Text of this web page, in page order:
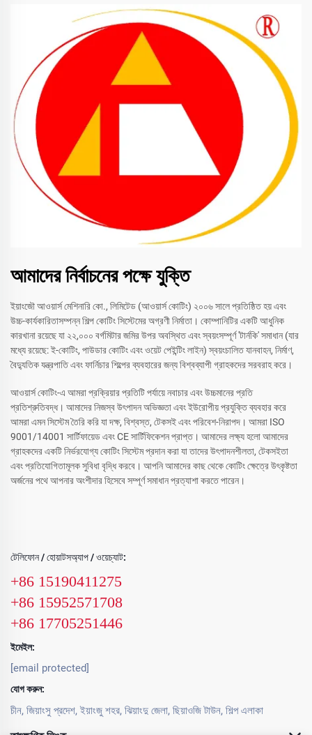
আমাদের নির্বাচনের পক্ষে যুক্তি
ইয়াংজৌ আওয়ার্স মেশিনারি কো., লিমিটেড (আওয়ার্স কোটিং) ২০০৬ সালে প্রতিষ্ঠিত হয় এবং
উচ্চ-কার্যকারিতাসম্পন্ন শিল্প কোটিং সিস্টেমের অগ্রণী নির্মাতা। কোম্পানিটির একটি আধুনিক
কারখানা রয়েছে যা ২২,০০০ বর্গমিটার জমির উপর অবস্থিত এবং স্বয়ংসম্পূর্ণ 'টার্নকি' সমাধান (যার
মধ্যে রয়েছে: ই-কোটিং, পাউডার কোটিং এবং ওয়েট পেইন্টিং লাইন) স্বয়ংচালিত যানবাহন, নির্মাণ,
বৈদ্যুতিক যন্ত্রপাতি এবং ফার্নিচার শিল্পের ব্যবহারের জন্য বিশ্বব্যাপী গ্রাহকদের সরবরাহ করে।
আওয়ার্স কোটিং-এ আমরা প্রক্রিয়ার প্রতিটি পর্যায়ে নবাচার এবং উচ্চমানের প্রতি
প্রতিশ্রুতিবদ্ধ। আমাদের নিজস্ব উৎপাদন অভিজ্ঞতা এবং ইউরোপীয় প্রযুক্তি ব্যবহার করে
আমরা এমন সিস্টেম তৈরি করি যা দক্ষ, বিশ্বস্ত, টেকসই এবং পরিবেশ-নিরাপদ। আমরা ISO
9001/14001 সার্টিফায়েড এবং CE সার্টিফিকেশন প্রাপ্ত। আমাদের লক্ষ্য হলো আমাদের
গ্রাহকদের একটি নির্ভরযোগ্য কোটিং সিস্টেম প্রদান করা যা তাদের উৎপাদনশীলতা, টেকসইতা
এবং প্রতিযোগিতামূলক সুবিধা বৃদ্ধি করবে। আপনি আমাদের কাছ থেকে কোটিং ক্ষেত্রে উৎকৃষ্টতা
অর্জনের পথে আপনার অংশীদার হিসেবে সম্পূর্ণ সমাধান প্রত্যাশা করতে পারেন।
টেলিফোন / হোয়াটসঅ্যাপ / ওয়েচ্যাট:
+86 15190411275
+86 15952571708
+86 17705251446
ইমেইল:
[email protected]
যোগ করুন:
চীন, জিয়াংসু প্রদেশ, ইয়াংজু শহর, ঝিয়াংদু জেলা, ছিয়াওজি টাউন, শিল্প এলাকা